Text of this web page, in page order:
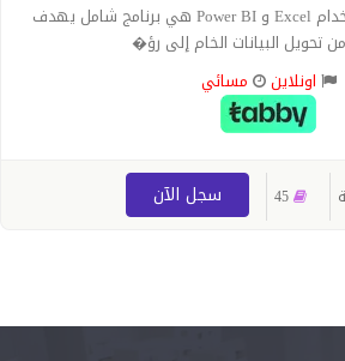
دورة تحليل البيانات باستخدام Excel و Power BI هي برنامج شامل يهدف
تحويل البيانات الخام إلى رؤ�
اونلاين مسائي
45 سجل الآن